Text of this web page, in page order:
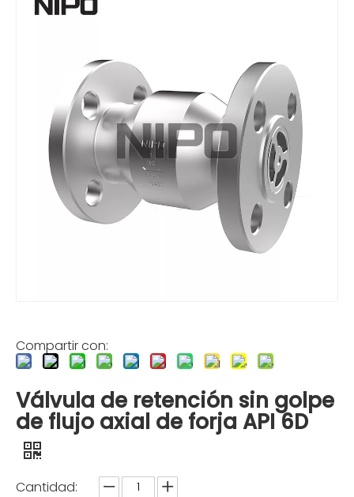
Compartir con:
Válvula de retención sin golpe
de flujo axial de forja API 6D
Cantidad: